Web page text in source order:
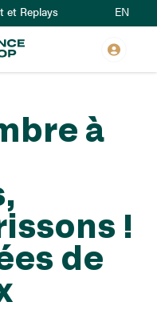
et Replays EN
à
!
de